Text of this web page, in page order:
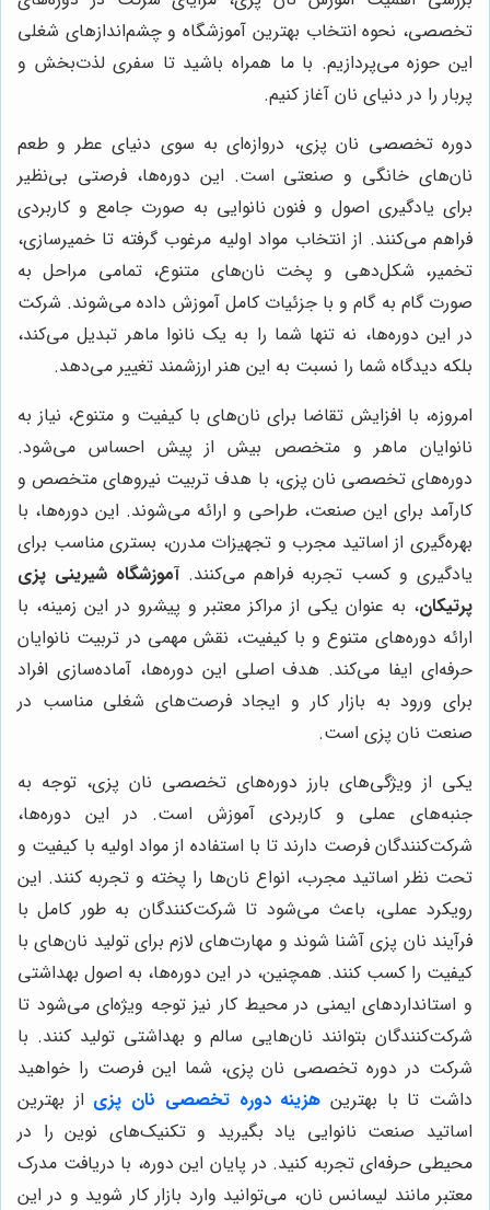
تخصصی، نحوه انتخاب بهترین آموزشگاه و چشم‌اندازهای شغلی
این حوزه می‌پردازیم. با ما همراه باشید تا سفری لذت‌بخش و
پربار را در دنیای نان آغاز کنیم.
دوره تخصصی نان پزی، دروازه‌ای به سوی دنیای عطر و طعم
نان‌های خانگی و صنعتی است. این دوره‌ها، فرصتی بی‌نظیر
برای یادگیری اصول و فنون نانوایی به صورت جامع و کاربردی
فراهم می‌کنند. از انتخاب مواد اولیه مرغوب گرفته تا خمیرسازی،
تخمیر، شکل‌دهی و پخت نان‌های متنوع، تمامی مراحل به
صورت گام به گام و با جزئیات کامل آموزش داده می‌شوند. شرکت
در این دوره‌ها، نه تنها شما را به یک نانوا ماهر تبدیل می‌کند،
بلکه دیدگاه شما را نسبت به این هنر ارزشمند تغییر می‌دهد.
امروزه، با افزایش تقاضا برای نان‌های با کیفیت و متنوع، نیاز به
نانوایان ماهر و متخصص بیش از پیش احساس می‌شود.
دوره‌های تخصصی نان پزی، با هدف تربیت نیروهای متخصص و
کارآمد برای این صنعت، طراحی و ارائه می‌شوند. این دوره‌ها، با
بهره‌گیری از اساتید مجرب و تجهیزات مدرن، بستری مناسب برای
یادگیری و کسب تجربه فراهم می‌کنند.آموزشگاه شیرینی پزی
پرتیکان، به عنوان یکی از مراکز معتبر و پیشرو در این زمینه، با
ارائه دوره‌های متنوع و با کیفیت، نقش مهمی در تربیت نانوایان
حرفه‌ای ایفا می‌کند. هدف اصلی این دوره‌ها، آماده‌سازی افراد
برای ورود به بازار کار و ایجاد فرصت‌های شغلی مناسب در
صنعت نان پزی است.
یکی از ویژگی‌های بارز دوره‌های تخصصی نان پزی، توجه به
جنبه‌های عملی و کاربردی آموزش است. در این دوره‌ها،
شرکت‌کنندگان فرصت دارند تا با استفاده از مواد اولیه با کیفیت و
تحت نظر اساتید مجرب، انواع نان‌ها را پخته و تجربه کنند. این
رویکرد عملی، باعث می‌شود تا شرکت‌کنندگان به طور کامل با
فرآیند نان پزی آشنا شوند و مهارت‌های لازم برای تولید نان‌های با
کیفیت را کسب کنند. همچنین، در این دوره‌ها، به اصول بهداشتی
و استانداردهای ایمنی در محیط کار نیز توجه ویژه‌ای می‌شود تا
شرکت‌کنندگان بتوانند نان‌هایی سالم و بهداشتی تولید کنند. با
شرکت در دوره تخصصی نان پزی، شما این فرصت را خواهید
داشت تا با بهترین هزینه دوره تخصصی نان پزی از بهترین
اساتید صنعت نانوایی یاد بگیرید و تکنیک‌های نوین را در
محیطی حرفه‌ای تجربه کنید. در پایان این دوره، با دریافت مدرک
معتبر مانند لیسانس نان، می‌توانید وارد بازار کار شوید و در این